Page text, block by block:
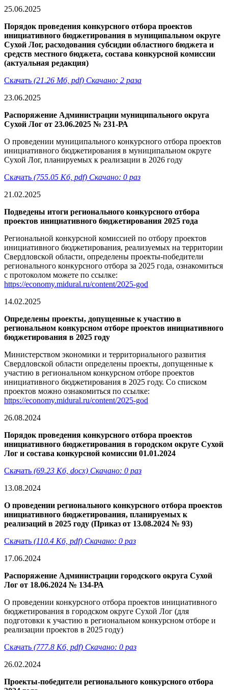
25.06.2025
Порядок проведения конкурсного отбора проектов
инициативного бюджетирования в муниципальном округе
Сухой Лог, расходования субсидии областного бюджета и
средств местного бюджета, состава конкурсной комиссии
(актуальная редакция)
Скачать (21.26 Мб, pdf) Скачано: 2 раза
23.06.2025
Распоряжение Администрации муниципального округа
Сухой Лог от 23.06.2025 № 231-РА
О проведении муниципального конкурсного отбора проектов
инициативного бюджетирования в муниципальном округе
Сухой Лог, планируемых к реализации в 2026 году
Скачать (755.05 Кб, pdf) Скачано: 0 раз
21.02.2025
Подведены итоги регионального конкурсного отбора
проектов инициативного бюджетирования 2025 года
Региональной конкурсной комиссией по отбору проектов
инициативного бюджетирования, реализуемых на территории
Свердловской области, определены проекты-победители
регионального конкурсного отбора за 2025 года, ознакомиться
с протоколом можете по ссылке:
https://economy.midural.ru/content/2025-god
14.02.2025
Определены проекты, допущенные к участию в
региональном конкурсном отборе проектов инициативного
бюджетирования в 2025 году
Министерством экономики и территориального развития
Свердловской области определены проекты, допущенные к
участию в региональном конкурсном отборе проектов
инициативного бюджетирования в 2025 году. Со списком
проектов можно ознакомиться по ссылке:
https://economy.midural.ru/content/2025-god
26.08.2024
Порядок проведения конкурсного отбора проектов
инициативного бюджетирования в городском округе Сухой
Лог и состава конкурсной комиссии 01.01.2024
Скачать (69.23 Кб, docx) Скачано: 0 раз
13.08.2024
О проведении регионального конкурсного отбора проектов
инициативного бюджетирования, планируемых к
реализаций в 2025 году (Приказ от 13.08.2024 № 93)
Скачать (110.4 Кб, pdf) Скачано: 0 раз
17.06.2024
Распоряжение Администрации городского округа Сухой
Лог от 18.06.2024 № 134-РА
О проведении конкурсного отбора проектов инициативного
бюджетирования в городском округе Сухой Лог (для
подготовки к участию в региональном конкурсном отборе и
реализации проектов в 2025 году)
Скачать (777.8 Кб, pdf) Скачано: 0 раз
26.02.2024
Проекты-победители регионального конкурсного отбора